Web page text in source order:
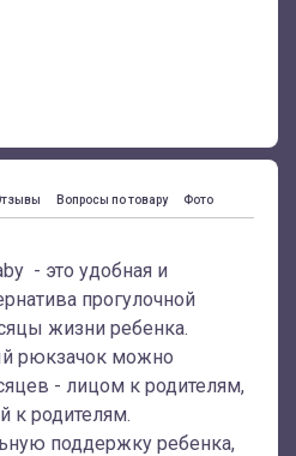
Вопросы по товару Фото
- это удобная и
прогулочной
жизни ребенка.
рюкзачок можно
- лицом к родителям,
к родителям.
поддержку ребенка,